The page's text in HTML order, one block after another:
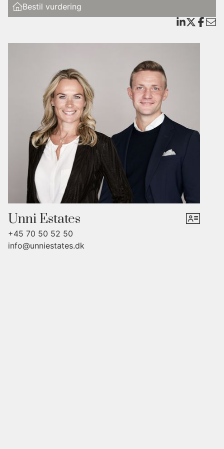
Inde i boligen findes smagfulde herskabelige detaljer som sildebensparket i
værelser og opholdrum, stuk og franske døre med ekstra lysgennemfald fra
varmepumpe, og badeværelser og køkken er naturligvis i bedste kvalitet og
I stueplan får man en stue med kamin og lysindfald fra begge sider samt
endnu en stue, hvorfra der er udgang til haven. Køkkenet har central kogeø
og loftsspots, og faciliteterne omfatter indbygget espressomaskine, ovne i
arbejdshøjde og integrerede køle- og fryseskabe.
På første sal ligger ejendommens master bedroom med stor walk-in-
garderobe og eget badeværelse med kar, dobbelt regnbruser med linjeafløb
samt dobbeltvask og en lille altan. Derudover er der to store værelser og
endnu et badeværelse samt repos med altan.
Bestil vurdering
Unni Estates
+45 70 50 52 50
info@unniestates.dk